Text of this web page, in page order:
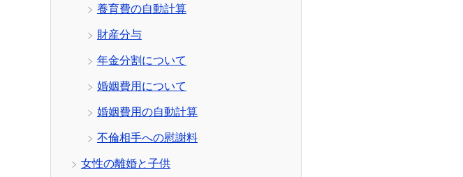
養育費の自動計算
財産分与
年金分割について
婚姻費用について
婚姻費用の自動計算
不倫相手への慰謝料
女性の離婚と子供